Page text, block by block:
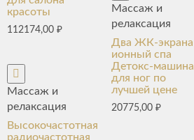
красоты
112174,00 ₽
Массаж и
релаксация
Высокочастотная
радиочастотная
Массаж и
релаксация
Два ЖК-экрана
ионный спа
Детокс-машина
для ног по
лучшей цене
20775,00₽